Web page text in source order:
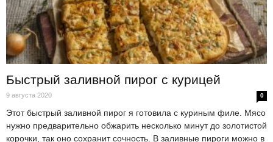
Быстрый заливной пирог с курицей
9 августа 2020 0
Этот быстрый заливной пирог я готовила с куриным филе. Мясо
нужно предварительно обжарить несколько минут до золотистой
корочки, так оно сохранит сочность. В заливные пироги можно в